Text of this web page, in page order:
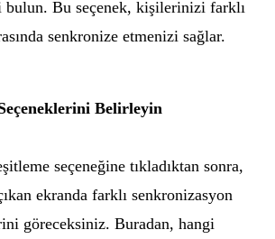
bulun. Bu seçenek, kişilerinizi farklı
senkronize etmenizi sağlar.
Belirleyin
seçeneğine tıkladıktan sonra,
ekranda farklı senkronizasyon
göreceksiniz. Buradan, hangi